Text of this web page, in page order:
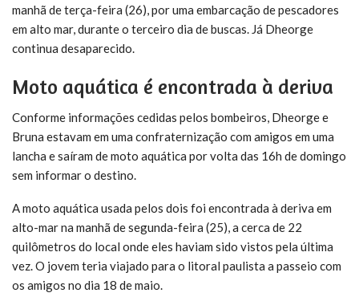
manhã de terça-feira (26), por uma embarcação de pescadores
em alto mar, durante o terceiro dia de buscas. Já Dheorge
continua desaparecido.
Moto aquática é encontrada à deriva
Conforme informações cedidas pelos bombeiros, Dheorge e
Bruna estavam em uma confraternização com amigos em uma
lancha e saíram de moto aquática por volta das 16h de domingo
sem informar o destino.
A moto aquática usada pelos dois foi encontrada à deriva em
alto-mar na manhã de segunda-feira (25), a cerca de 22
quilômetros do local onde eles haviam sido vistos pela última
vez. O jovem teria viajado para o litoral paulista a passeio com
os amigos no dia 18 de maio.